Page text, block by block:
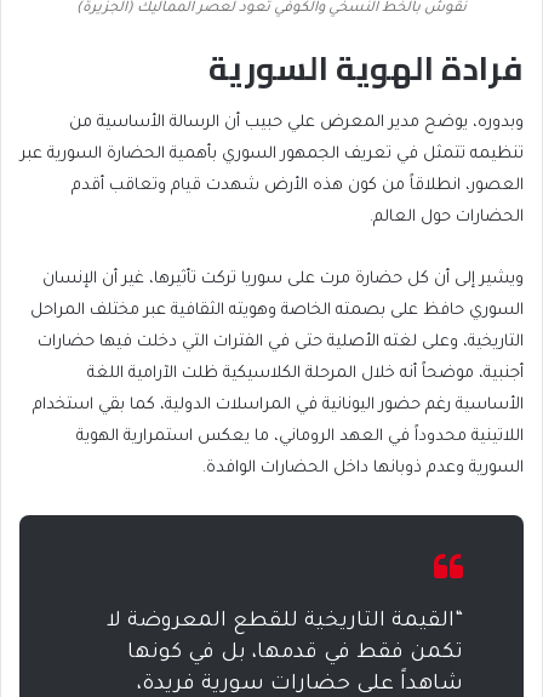
نقوش بالخط النسخي والكوفي تعود لعصر المماليك (الجزيرة)
فرادة الهوية السورية
وبدوره، يوضح مدير المعرض علي حبيب أن الرسالة الأساسية من
تنظيمه تتمثل في تعريف الجمهور السوري بأهمية الحضارة السورية عبر
العصور، انطلاقاً من كون هذه الأرض شهدت قيام وتعاقب أقدم
الحضارات حول العالم.
ويشير إلى أن كل حضارة مرت على سوريا تركت تأثيرها، غير أن الإنسان
السوري حافظ على بصمته الخاصة وهويته الثقافية عبر مختلف المراحل
التاريخية، وعلى لغته الأصلية حتى في الفترات التي دخلت فيها حضارات
أجنبية، موضحاً أنه خلال المرحلة الكلاسيكية ظلت الآرامية اللغة
الأساسية رغم حضور اليونانية في المراسلات الدولية، كما بقي استخدام
اللاتينية محدوداً في العهد الروماني، ما يعكس استمرارية الهوية
السورية وعدم ذوبانها داخل الحضارات الوافدة.
“القيمة التاريخية للقطع المعروضة لا
تكمن فقط في قدمها، بل في كونها
شاهداً على حضارات سورية فريدة،